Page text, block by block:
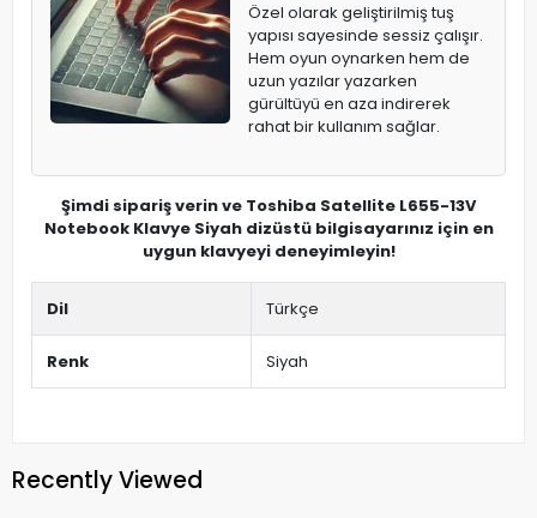
Özel olarak geliştirilmiş tuş
yapısı sayesinde sessiz çalışır.
Hem oyun oynarken hem de
uzun yazılar yazarken
gürültüyü en aza indirerek
rahat bir kullanım sağlar.
Şimdi sipariş verin ve Toshiba Satellite L655-13V
Notebook Klavye Siyah dizüstü bilgisayarınız için en
uygun klavyeyi deneyimleyin!
Dil Türkçe
Renk Siyah
Recently Viewed